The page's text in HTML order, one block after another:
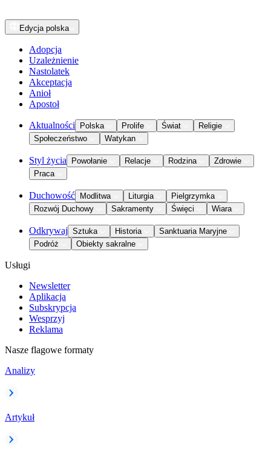
Edycja polska
Adopcja
Uzależnienie
Nastolatek
Akceptacja
Anioł
Apostoł
Aktualności Polska Prolife Świat
Religie
Społeczeństwo
Watykan
Styl życia Powołanie Relacje Rodzina
Zdrowie
Praca
Duchowość Modlitwa Liturgia
Pielgrzymka
Rozwój Duchowy
Sakramenty Święci Wiara
Odkrywaj Sztuka Historia
Sanktuaria Maryjne
Podróż
Obiekty sakralne
Usługi
Newsletter
Aplikacja
Subskrypcja
Wesprzyj
Reklama
Nasze flagowe formaty
Analizy
Artykuł